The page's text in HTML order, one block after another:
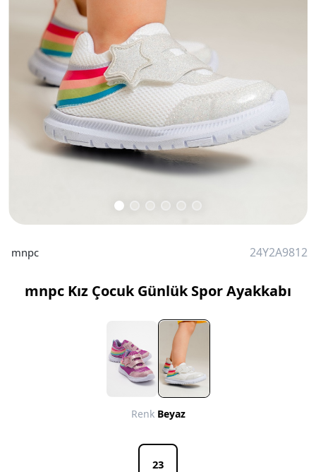
mnpc 24Y2A9812
mnpc Kız Çocuk Günlük Spor Ayakkabı
Renk Beyaz
23